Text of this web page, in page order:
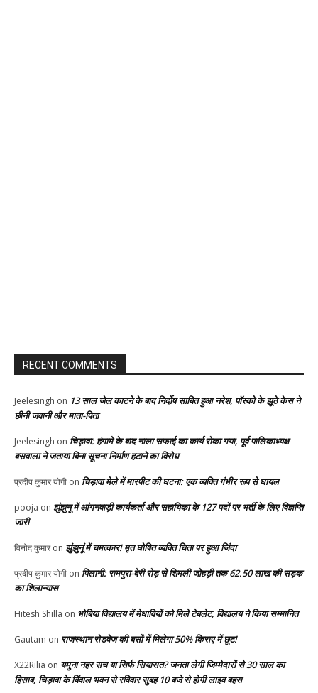
RECENT COMMENTS
Jeelesingh on 13 साल जेल काटने के बाद निर्दोष साबित हुआ नरेश, पॉस्को के झूठे केस ने
छीनी जवानी और माता-पिता
Jeelesingh on चिड़ावा: हंगामे के बाद नाला सफाई का कार्य रोका गया, पूर्व पालिकाध्यक्ष
बसवाला ने जताया बिना सूचना निर्माण हटाने का विरोध
प्रदीप कुमार योगी on चिड़ावा मेले में मारपीट की घटना: एक व्यक्ति गंभीर रूप से घायल
pooja on झुंझुनू में आंगनवाड़ी कार्यकर्ता और सहायिका के 127 पदों पर भर्ती के लिए विज्ञप्ति
जारी
विनोद कुमारon झुंझुनूं में चमत्कार! मृत घोषित व्यक्ति चिता पर हुआ जिंदा
प्रदीप कुमार योगी on पिलानी: रामपुरा-बेरी रोड़ से शिमली जोहड़ी तक 62.50 लाख की सड़क
का शिलान्यास
Hitesh Shilla on भोबिया विद्यालय में मेधावियों को मिले टेबलेट, विद्यालय ने किया सम्मानित
Gautam on राजस्थान रोडवेज की बसों में मिलेगा 50% किराए में छूट!
X22Rilia on यमुना नहर सच या सिर्फ सियासत? जनता लेगी जिम्मेदारों से 30 साल का
हिसाब, चिड़ावा के बिंवाल भवन से रविवार सुबह 10 बजे से होगी लाइव बहस